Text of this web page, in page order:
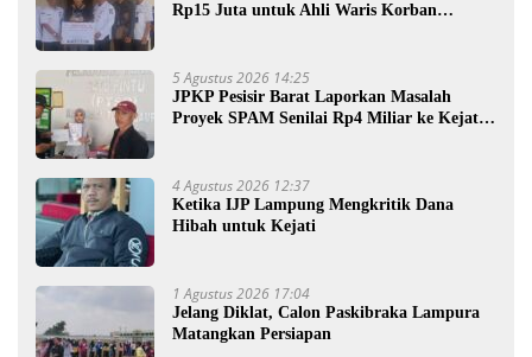
Rp15 Juta untuk Ahli Waris Korban
5 Agustus 2026 14:25
JPKP Pesisir Barat Laporkan Masalah
Proyek SPAM Senilai Rp4 Miliar ke Kejati
4 Agustus 2026 12:37
Ketika IJP Lampung Mengkritik Dana
Hibah untuk Kejati
1 Agustus 2026 17:04
Jelang Diklat, Calon Paskibraka Lampura
Matangkan Persiapan